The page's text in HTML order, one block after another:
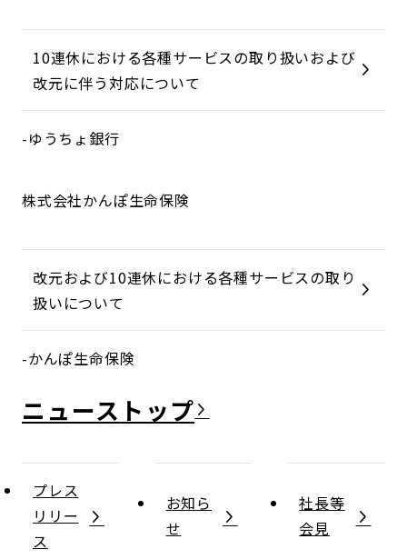
10連休における各種サービスの取り扱いおよび
改元に伴う対応について
-ゆうちょ銀行
株式会社かんぽ生命保険
改元および10連休における各種サービスの取り
扱いについて
-かんぽ生命保険
ニュース
プレス
リリー
ス
お知ら
せ
社長等
会見